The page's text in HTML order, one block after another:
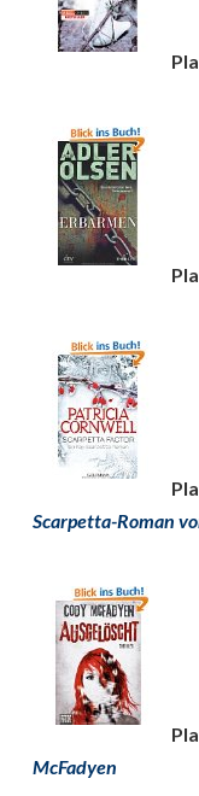
Scarpetta-Roman
McFadyen